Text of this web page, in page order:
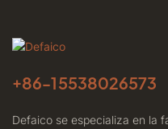
+86-15538026573
Defaico se especializa en la